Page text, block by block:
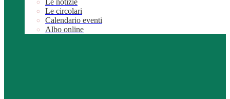
Le notizie
Le circolari
Calendario eventi
Albo online